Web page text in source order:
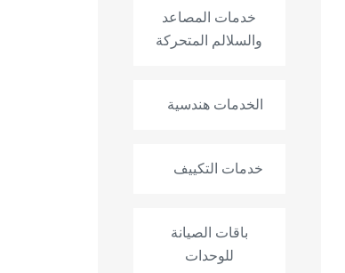
خدمات المصاعد
والسلالم المتحركة
الخدمات هندسية
خدمات التكييف
باقات الصيانة
للوحدات